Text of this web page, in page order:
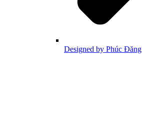
Designed by Phúc Đăng